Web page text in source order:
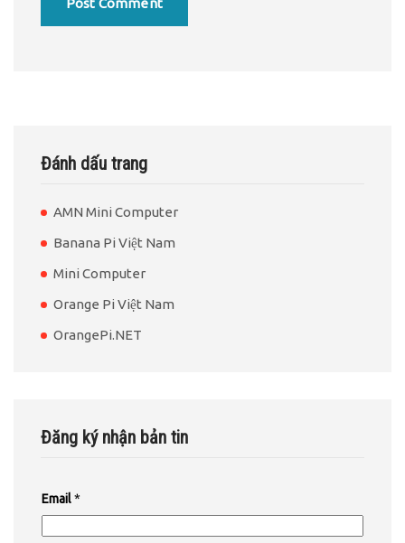
Đánh dấu trang
AMN Mini Computer
Banana Pi Việt Nam
Mini Computer
Orange Pi Việt Nam
OrangePi.NET
Đăng ký nhận bản tin
Email*